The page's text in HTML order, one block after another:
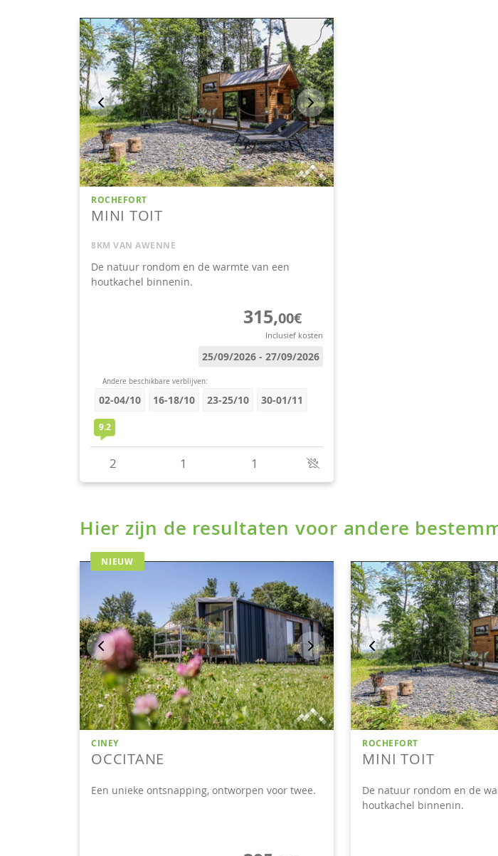
Hier zijn de resultaten voor andere